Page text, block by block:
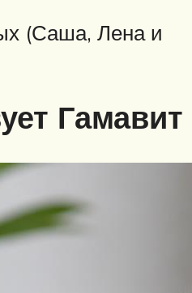
(Саша, Лена и
Гамавит